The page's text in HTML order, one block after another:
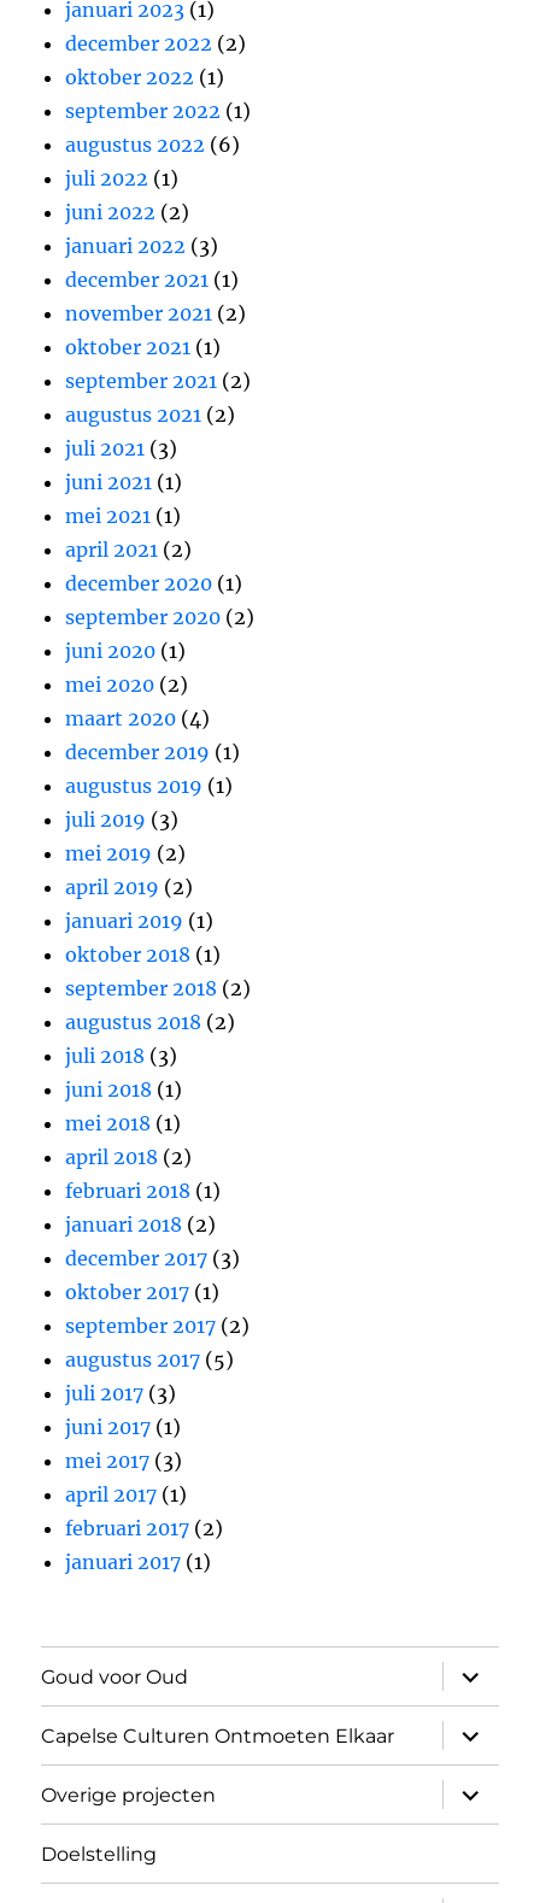
januari 2023 (1)
december 2022 (2)
oktober 2022 (1)
september 2022 (1)
augustus 2022 (6)
juli 2022 (1)
juni 2022 (2)
januari 2022 (3)
december 2021 (1)
november 2021 (2)
oktober 2021 (1)
september 2021 (2)
augustus 2021 (2)
juli 2021 (3)
juni 2021 (1)
mei 2021 (1)
april 2021 (2)
december 2020 (1)
september 2020 (2)
juni 2020 (1)
mei 2020 (2)
maart 2020 (4)
december 2019 (1)
augustus 2019 (1)
juli 2019 (3)
mei 2019 (2)
april 2019 (2)
januari 2019 (1)
oktober 2018 (1)
september 2018 (2)
augustus 2018 (2)
juli 2018 (3)
juni 2018 (1)
mei 2018 (1)
april 2018 (2)
februari 2018 (1)
januari 2018 (2)
december 2017 (3)
oktober 2017 (1)
september 2017 (2)
augustus 2017 (5)
juli 2017 (3)
juni 2017 (1)
mei 2017 (3)
april 2017 (1)
februari 2017 (2)
januari 2017 (1)
Goud voor Oud
Capelse Culturen Ontmoeten Elkaar
Overige projecten
Doelstelling